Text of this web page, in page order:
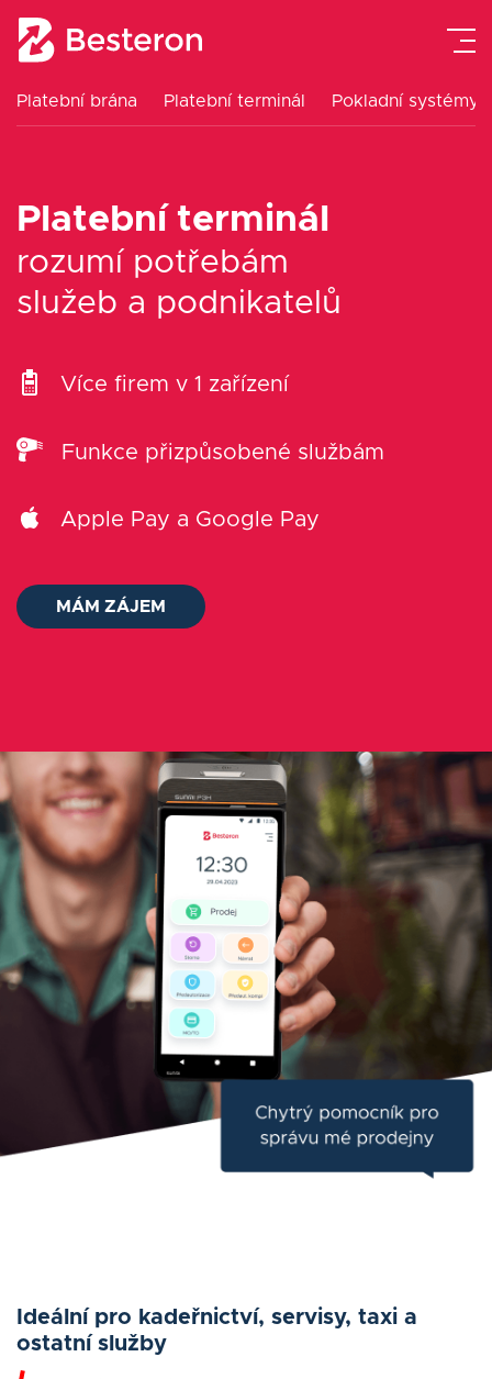
Platební brána Platební terminál Pokladní systémy
MÁM ZÁJEM
Blog
O nás
Ceník
Návody
Platební brána
Platební terminál
Platební terminál
rozumí potřebám
služeb a podnikatelů
Více firem v 1 zařízení
Funkce přizpůsobené službám
Apple Pay a Google Pay
MÁM ZÁJEM
Ideální pro kadeřnictví, servisy, taxi a
ostatní služby